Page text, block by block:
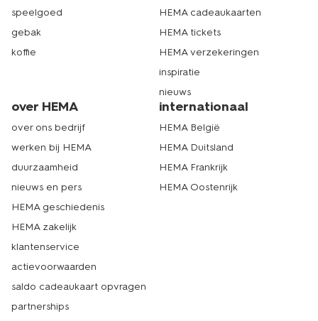
speelgoed
gebak
koffie
HEMA cadeaukaarten
HEMA tickets
HEMA verzekeringen
inspiratie
nieuws
over HEMA
over ons bedrijf
werken bij HEMA
duurzaamheid
nieuws en pers
HEMA geschiedenis
HEMA zakelijk
klantenservice
actievoorwaarden
saldo cadeaukaart opvragen
partnerships
internationaal
HEMA België
HEMA Duitsland
HEMA Frankrijk
HEMA Oostenrijk